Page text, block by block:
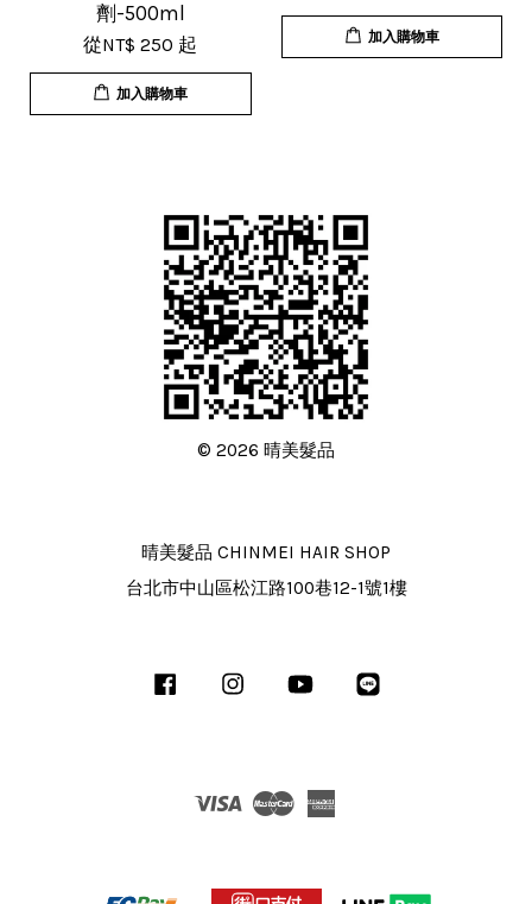
劑-500ml
從NT$ 250 起
加入購物車
加入購物車
© 2026 晴美髮品
晴美髮品 CHINMEI HAIR SHOP
台北市中山區松江路100巷12-1號1樓
Facebook InstagramYouTube
Visa Master